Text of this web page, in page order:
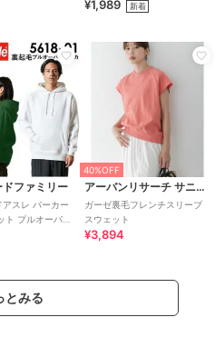
ェットウエストギャザー切替
¥1,989 新着
ファミリー
アスレ パーカー
ト プルオーバー
レディース
40%OFF
アーバンリサーチ サニーレーベル
ガーゼ裏毛フレンチスリーブ
スウェット
¥3,894
とみる